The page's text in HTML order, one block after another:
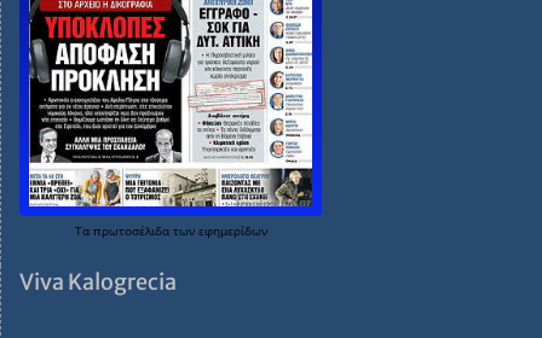
Τα πρωτοσέλιδα των εφημερίδων
Viva Kalogrecia